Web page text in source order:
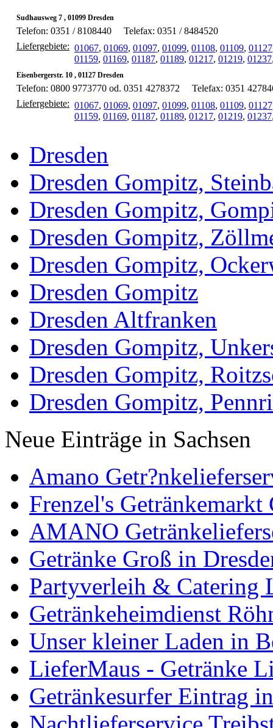
Sudhausweg 7 , 01099 Dresden
Telefon: 0351 / 8108440
Telefax: 0351 / 8484520
Liefergebiete: 01067, 01069, 01097, 01099, 01108, 01109, 01127
01159, 01169, 01187, 01189, 01217, 01219, 01237
Eisenbergerstr. 10 , 01127 Dresden
Telefon: 0800 9773770 od. 0351 4278372
Telefax: 0351
Liefergebiete: 01067, 01069, 01097, 01099, 01108, 01109, 01127
01159, 01169, 01187, 01189, 01217, 01219, 01237
Dresden
Dresden Gompitz,
Dresden Gompitz,
Dresden Gompitz,
Dresden Gompitz,
Dresden Gompitz
Dresden Altfranken
Dresden Gompitz,
Dresden Gompitz,
Dresden Gompitz,
Neue Einträge in Sachsen
Amano
Frenzel's
AMANO
Getränke Groß in
Partyverleih & Catering
Getränkeheimdienst
Unser kleiner Laden in
LieferMaus - Getränke
Getränkesurfer Eintrag